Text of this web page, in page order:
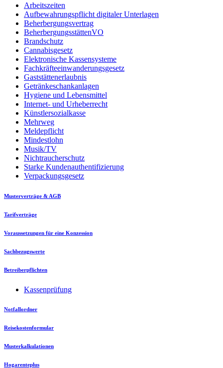
Arbeitszeiten
Aufbewahrungspflicht digitaler Unterlagen
Beherbergungsvertrag
BeherbergungsstättenVO
Brandschutz
Cannabisgesetz
Elektronische Kassensysteme
Fachkräfteeinwanderungsgesetz
Gaststättenerlaubnis
Getränkeschankanlagen
Hygiene und Lebensmittel
Internet- und Urheberrecht
Künstlersozialkasse
Mehrweg
Meldepflicht
Mindestlohn
Musik/TV
Nichtraucherschutz
Starke Kundenauthentifizierung
Verpackungsgesetz
Musterverträge & AGB
Tarifverträge
Voraussetzungen für eine Konzession
Sachbezugswerte
Betreiberpflichten
Kassenprüfung
Notfallordner
Reisekostenformular
Musterkalkulationen
Hogarenteplus